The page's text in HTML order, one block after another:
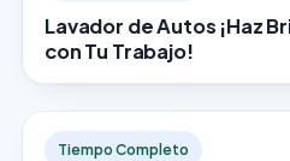
Lavador de Autos ¡Haz
con Tu Trabajo!
Tiempo Completo